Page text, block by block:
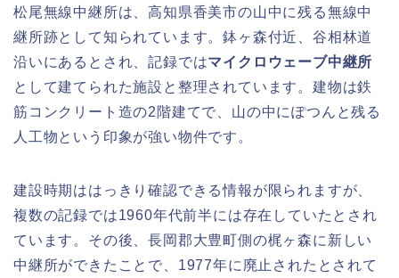
松尾無線中継所は、高知県香美市の山中に残る無線中
継所跡として知られています。鉢ヶ森付近、谷相林道
沿いにあるとされ、記録ではマイクロウェーブ中継所
として建てられた施設と整理されています。建物は鉄
筋コンクリート造の2階建てで、山の中にぽつんと残る
人工物という印象が強い物件です。
建設時期ははっきり確認できる情報が限られますが、
複数の記録では1960年代前半には存在していたとされ
ています。その後、長岡郡大豊町側の梶ヶ森に新しい
中継所ができたことで、1977年に廃止されたとされて